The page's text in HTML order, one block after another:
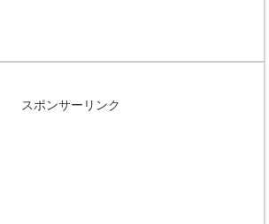
スポンサーリンク